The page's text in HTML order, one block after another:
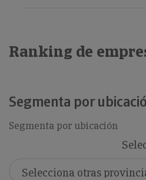
Ranking de
Segmenta por
Segmenta por ubicación